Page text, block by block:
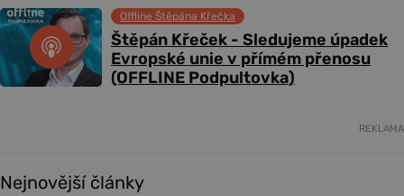
Štěpán Křeček - Sledujeme úpadek
Evropské unie v přímém přenosu
(OFFLINE Podpultovka)
Offline Štěpána Křečka
REKLAMA
Nejnovější články